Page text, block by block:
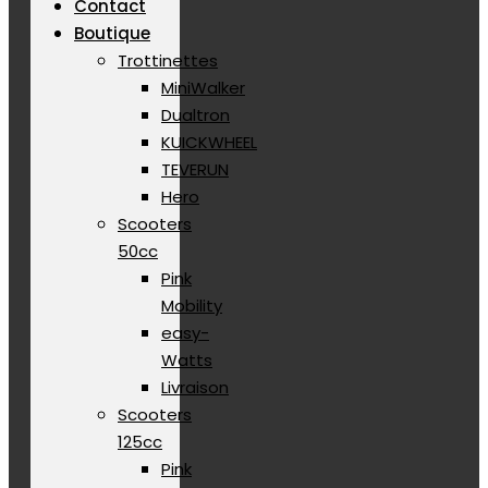
Contact
Boutique
Trottinettes
MiniWalker
Dualtron
KUICKWHEEL
TEVERUN
Hero
Scooters
50cc
Pink
Mobility
easy-
Watts
Livraison
Scooters
125cc
Pink